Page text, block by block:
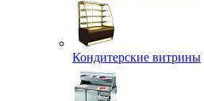
Кондитерские витрины